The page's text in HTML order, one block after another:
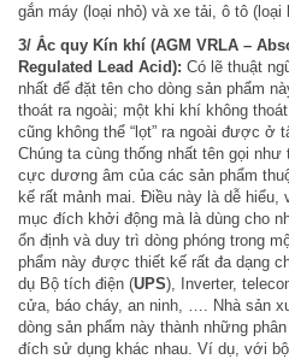
gắn máy (loại nhỏ) và xe tải, ô tô
3/ Ắc quy Kín khí (AGM VRLA –
Regulated Lead Acid): Có lẽ thuật
nhất để đặt tên cho dòng sản phẩm
thoát ra ngoài; một khi khí không
cũng không thể “lọt” ra ngoài được ở
Chúng ta cùng thống nhất tên gọi
cực dương âm của các sản phẩm
kế rất mảnh mai. Điều này là dễ hiểu,
mục đích khởi động mà là dùng cho
ổn định và duy trì dòng phóng trong
phẩm này được thiết kế rất đa dạng
dụ Bộ tích điện (UPS), Inverter,
cửa, báo cháy, an ninh, …. Nhà sản
dòng sản phẩm này thành những
đích sử dụng khác nhau. Ví dụ, với